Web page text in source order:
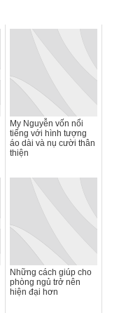
My Nguyễn vốn nổi
tiếng với hình tượng
áo dài và nụ cười thân
thiện
Những cách giúp cho
phòng ngủ trở nên
hiện đại hơn